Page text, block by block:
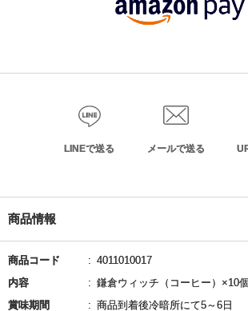
LINEで送る メールで送る
商品情報
商品コード
4011010017
内容
鎌倉ウィッチ（コーヒー）×10個
賞味期間
商品到着後冷暗所にて5～6日